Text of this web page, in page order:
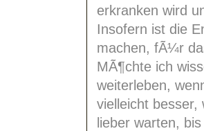
erkranken wird
Insofern ist die
machen, fÃ¼r
MÃ¶chte ich
weiterleben,
vielleicht besser,
lieber warten,